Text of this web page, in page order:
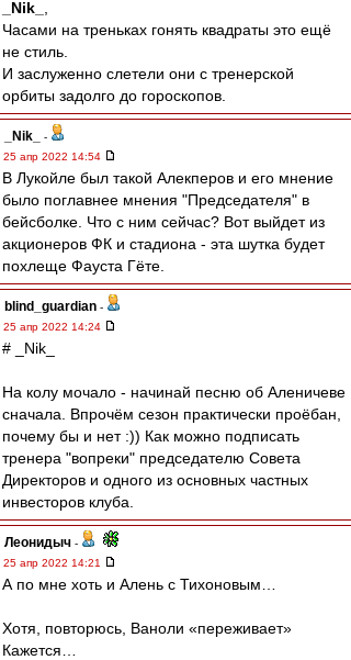
_Nik_
Часами на треньках гонять квадраты это ещё
не стиль.
И заслуженно слетели они с тренерской
орбиты задолго до гороскопов.
_Nik_
-
25 апр 2022 14:54
В Лукойле был такой Алекперов и его мнение
было поглавнее мнения "Председателя" в
бейсболке. Что с ним сейчас? Вот выйдет из
акционеров ФК и стадиона - эта шутка будет
похлеще Фауста Гёте.
blind_guardian -
25 апр 2022 14:24
# _Nik_
На колу мочало - начинай песню об Аленичеве
сначала. Впрочём сезон практически проёбан,
почему бы и нет :)) Как можно подписать
тренера "вопреки" председателю Совета
Директоров и одного из основных частных
инвесторов клуба.
Леонидыч -
25 апр 2022 14:21
А по мне хоть и Алень с Тихоновым…
Хотя, повторюсь, Ваноли «переживает»
Кажется…